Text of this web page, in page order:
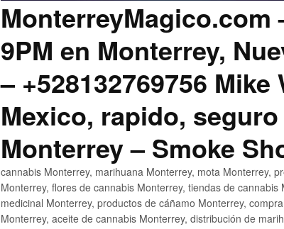
MonterreyMagico.com
9PM en Monterrey,
– +528132769756
Mexico, rapido,
Monterrey – Smoke
cannabis Monterrey, marihuana Monterrey, mota Monterrey,
Monterrey, flores de cannabis Monterrey, tiendas de
medicinal Monterrey, productos de cáñamo Monterrey,
Monterrey, aceite de cannabis Monterrey, distribución de